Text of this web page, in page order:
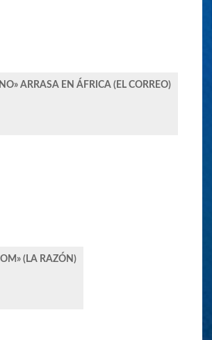
ARRASA EN ÁFRICA (EL CORREO)
(LA RAZÓN)